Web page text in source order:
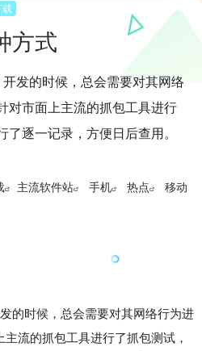
方式
发的时候，总会需要对其网络
对市面上主流的抓包工具进行
逐一记录，方便日后查用。
主流软件站 手机 热点
移动
的时候，总会需要对其网络行为进
流的抓包工具进行了抓包测试，